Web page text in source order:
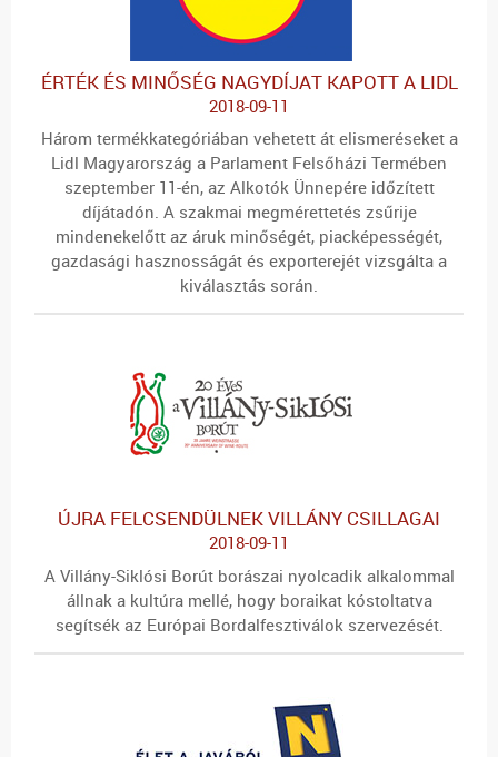
ÉRTÉK ÉS MINŐSÉG NAGYDÍJAT KAPOTT A LIDL
2018-09-11
Három termékkategóriában vehetett át elismeréseket a
Lidl Magyarország a Parlament Felsőházi Termében
szeptember 11-én, az Alkotók Ünnepére időzített
díjátadón. A szakmai megmérettetés zsűrije
mindenekelőtt az áruk minőségét, piacképességét,
gazdasági hasznosságát és exporterejét vizsgálta a
kiválasztás során.
ÚJRA FELCSENDÜLNEK VILLÁNY CSILLAGAI
2018-09-11
A Villány-Siklósi Borút borászai nyolcadik alkalommal
állnak a kultúra mellé, hogy boraikat kóstoltatva
segítsék az Európai Bordalfesztiválok szervezését.